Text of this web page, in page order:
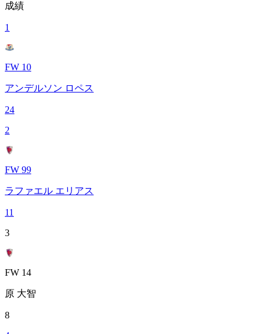
成績
1
FW 10
アンデルソン ロペス
24
2
FW 99
ラファエル エリアス
11
3
FW 14
原 大智
8